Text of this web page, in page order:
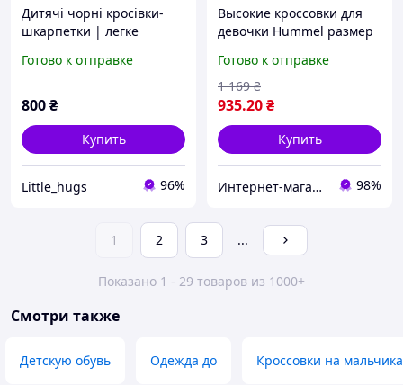
Дитячі чорні кросівки-
шкарпетки | легке
дітей | м які та гнучкі
Готово к отправке
800₴
Купить
Little_hugs 96%
Высокие кроссовки для
девочки Hummel размер
сникерсы
Готово к отправке
935.20₴
1 169 ₴
Купить
Интернет-магазин брендовой обуви ShoesLike 98%
1 2 3 ...
Показано 1 - 29 товаров из 1000+
Смотри также
Детскую обувь Одежда до Кроссовки на мальчика